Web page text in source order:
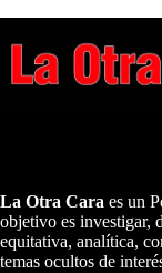
La Otra Cara es un
objetivo es investigar,
equitativa, analítica,
temas ocultos de